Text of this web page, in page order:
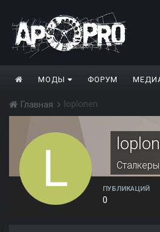
МОДЫ ФОРУМ
Главная loplonen
Сталкеры
ПУБЛИКАЦИЙ
0